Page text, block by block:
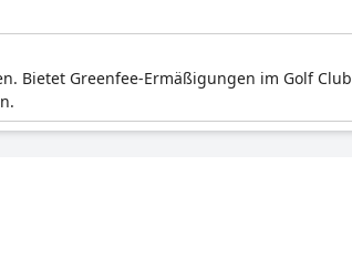
Bietet Greenfee-Ermäßigungen im Golf Club